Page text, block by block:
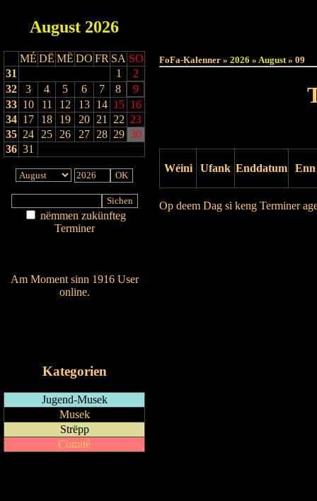
August 2026
MÉ DË MË DO FR SA SO
31
1
2
32
3 4 5 6 7 8
9
33 10 11 12 13 14 15 16
34 17 18 19 20 21 22 23
35 24 25 26 27 28 29 30
36 31
nëmmen zukünfteg
Terminer
Am Moment sinn 1916 User
online.
Kategorien
Jugend-Musek
Musek
Strëpp
Comité
FoFa-Kalenner » 2026 » August» 09
Wéini Ufank Enddatum Enn
Op deem Dag si keng Terminer